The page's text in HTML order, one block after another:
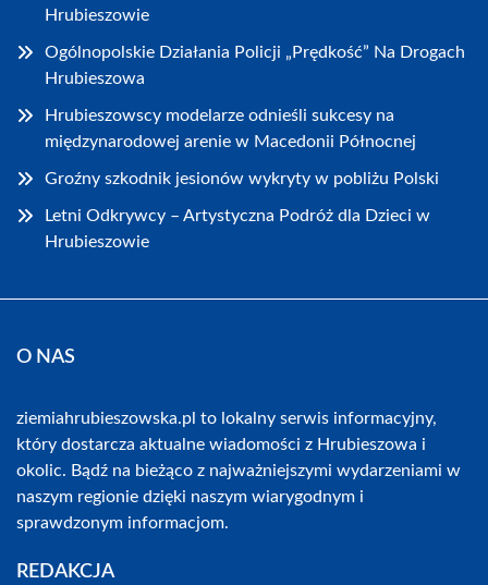
Hrubieszowie
Ogólnopolskie Działania Policji „Prędkość” Na Drogach
Hrubieszowa
Hrubieszowscy modelarze odnieśli sukcesy na
międzynarodowej arenie w Macedonii Północnej
Groźny szkodnik jesionów wykryty w pobliżu Polski
Letni Odkrywcy – Artystyczna Podróż dla Dzieci w
Hrubieszowie
O NAS
ziemiahrubieszowska.pl to lokalny serwis informacyjny,
który dostarcza aktualne wiadomości z Hrubieszowa i
okolic. Bądź na bieżąco z najważniejszymi wydarzeniami w
naszym regionie dzięki naszym wiarygodnym i
sprawdzonym informacjom.
REDAKCJA